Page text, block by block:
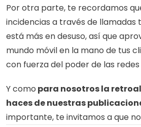
Por otra parte, te recordamos
incidencias a través de llamadas
está más en desuso, así que
mundo móvil en la mano de tus
con fuerza del poder de las redes
Y como para nosotros la
haces de nuestras
importante, te invitamos a que